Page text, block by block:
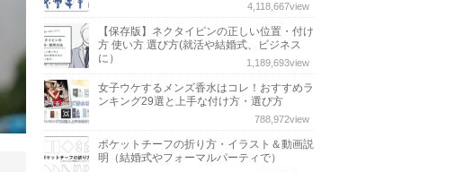
4,118,667view
【保存版】ネクタイピンの正しい位置・付け
方 使い方 選び方(就活や結婚式、ビジネス
に）
1,189,693view
女子ウケするメンズ香水はコレ！おすすめラ
ンキング29選と上手な付け方・選び方
788,972view
ポケットチーフの折り方・イラスト＆動画説
明（結婚式やフォーマルパーティで）